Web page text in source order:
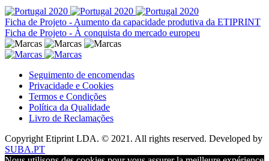
Ficha de Projeto - Aumento da capacidade produtiva da ETIPRINT
Ficha de Projeto - À conquista do mercado europeu
Seguimento de encomendas
Privacidade e Cookies
Termos e Condições
Política da Qualidade
Livro de Reclamações
Copyright Etiprint LDA. © 2021. All rights reserved. Developed by
SUBA.PT